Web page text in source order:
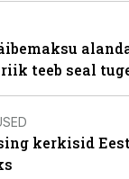
teeb seal
kerkisid